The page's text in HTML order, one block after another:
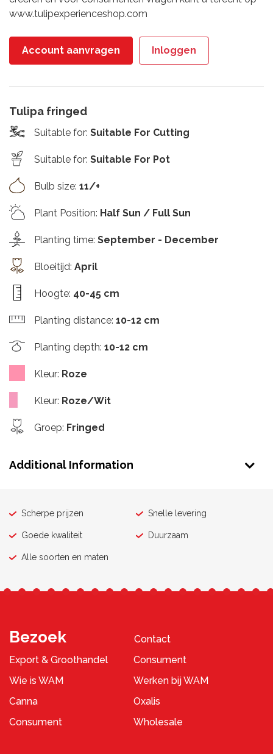
www.tulipexperienceshop.com
Account aanvragen Inloggen
Tulipa fringed
Suitable for: Suitable For Cutting
Suitable for: Suitable For Pot
Bulb size: 11/+
Plant Position: Half Sun / Full Sun
Planting time: September - December
Bloeitijd: April
Hoogte: 40-45 cm
Planting distance: 10-12 cm
Planting depth: 10-12 cm
Kleur: Roze
Kleur: Roze/Wit
Groep: Fringed
Additional Information
Scherpe prijzen Snelle levering
Goede kwaliteit Duurzaam
Alle soorten en maten
Bezoek
Contact
Export & Groothandel
Consument
Wie is WAM
Werken bij WAM
Canna
Oxalis
Consument
Wholesale